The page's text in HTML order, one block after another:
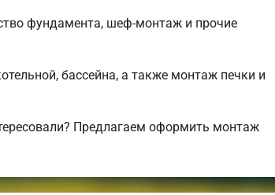
фундамента, шеф-монтаж и прочие
бассейна, а также монтаж печки и
Предлагаем оформить монтаж